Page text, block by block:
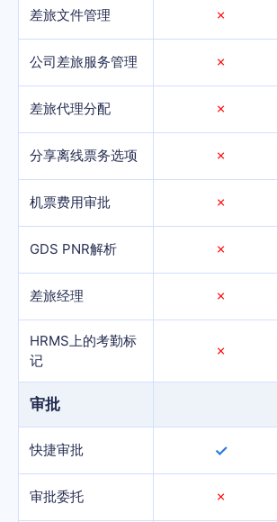
差旅文件管理 ✗
公司差旅服务管理 ✗
差旅代理分配 ✗
分享离线票务选项 ✗
机票费用审批 ✗
GDS PNR解析 ✗
差旅经理 ✗
HRMS上的考勤标
记
✗
审批
快捷审批 ✓
审批委托 ✗